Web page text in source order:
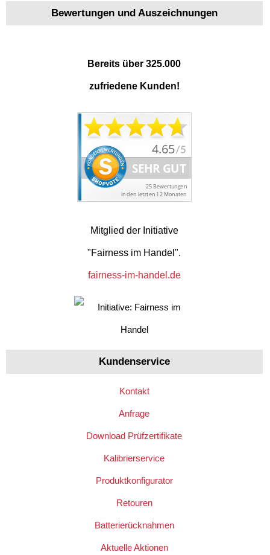
Bewertungen und Auszeichnungen
Bereits über 325.000
zufriedene Kunden!
Mitglied der Initiative
"Fairness im Handel".
fairness-im-handel.de
Kundenservice
Kontakt
Anfrage
Download Prüfzertifikate
Kalibrierservice
Produktkonfigurator
Retouren
Batterierücknahmen
Aktuelle Aktionen